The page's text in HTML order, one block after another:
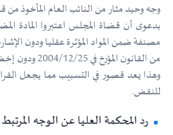
وجه وحيد مثار من النائب العام المأخوذ
بدعوى أن قضاة المجلس اعتبروا المادة
من القانون
وهذا يعد قصور في التسبيب مما يجعل
للنقض.
رد المحكمة العليا عن الوجه المرتبط